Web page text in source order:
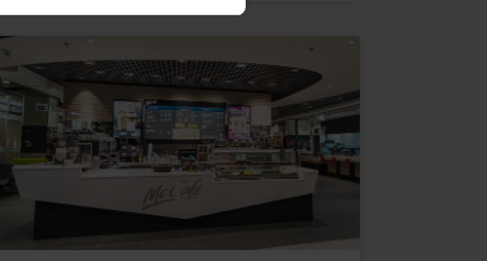
nutzt diese
Sie bitte die erweiterten
von Grundfunktionen
abgerufen oder
wie in Europa,
können, gegen die
diese Informationen